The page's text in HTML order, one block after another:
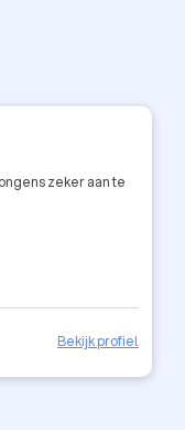
zeker aan te
Bekijk profiel